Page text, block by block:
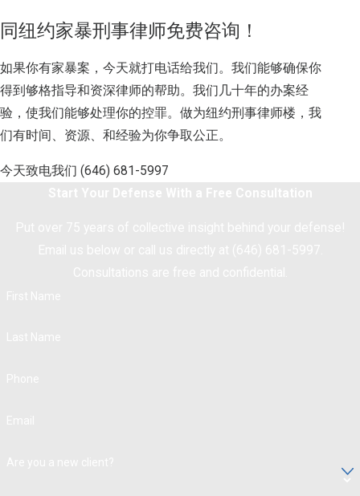
同纽约家暴刑事律师免费咨询！
如果你有家暴案，今天就打电话给我们。我们能够确保你
得到够格指导和资深律师的帮助。我们几十年的办案经
验，使我们能够处理你的控罪。做为纽约刑事律师楼，我
们有时间、资源、和经验为你争取公正。
今天致电我们 (646) 681-5997